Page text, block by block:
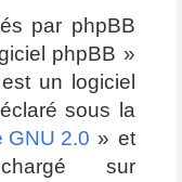
par phpBB
phpBB »
un logiciel
sous la
GNU 2.0 » et
sur